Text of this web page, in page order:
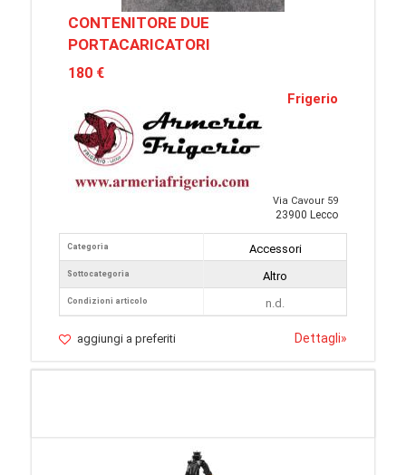
CONTENITORE DUE
PORTACARICATORI
180 €
Frigerio
Via Cavour 59
23900 Lecco
Categoria
Sottocategoria
Condizioni articolo
Accessori
Altro
n.d.
aggiungi a preferiti Dettagli»